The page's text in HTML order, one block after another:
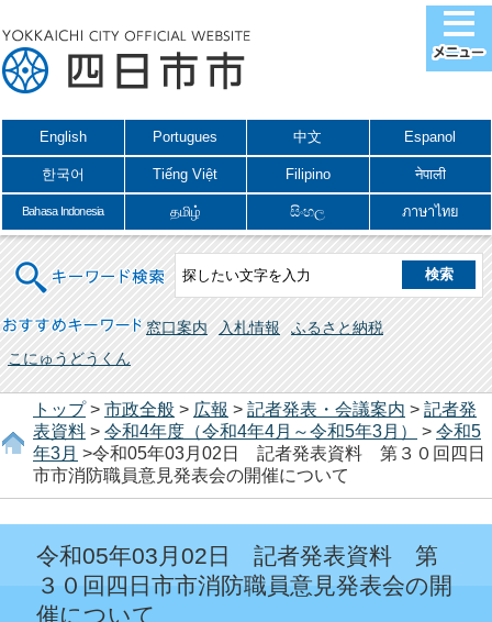
English Portugues 中文 Espanol
한국어 Tiếng Việt Filipino नेपाली
Bahasa Indonesia தமிழ் සිංහල ภาษาไทย
キーワード検索
おすすめキーワード 窓口案内 入札情報
ふるさと納税
こにゅうどうくん
トップ> 市政全般 > 広報 > 記者発表・会議案内 > 記者発
表資料 > 令和4年度（令和4年4月～令和5年3月） > 令和5
年3月 >令和05年03月02日 記者発表資料 第３０回四日
市市消防職員意見発表会の開催について
令和05年03月02日 記者発表資料 第
３０回四日市市消防職員意見発表会の開
催について